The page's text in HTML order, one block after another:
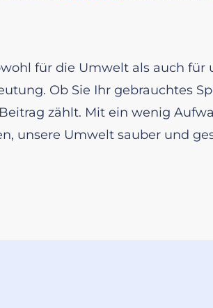
für die Umwelt als auch für
Ob Sie Ihr gebrauchtes
zählt. Mit ein wenig
unsere Umwelt sauber und